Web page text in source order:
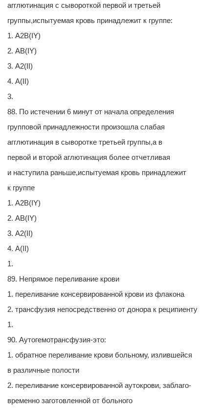
агглютинация с сывороткой первой и третьей
группы,испытуемая кровь принадлежит к группе:
1. А2В(IY)
2. АВ(IY)
3. А2(II)
4. А(II)
3.
88. По истечении 6 минут от начала определения
групповой принадлежности произошла слабая
агглютинация в сыворотке третьей группы,а в
первой и второй аглютинация более отчетливая
и наступила раньше,испытуемая кровь принадлежит
к группе
1. А2В(IY)
2. АВ(IY)
3. А2(II)
4. А(II)
1.
89. Непрямое переливание крови
1. переливание консервированной крови из флакона
2. трансфузия непосредственно от донора к реципиенту
1.
90. Аутогемотрансфузия-это:
1. обратное переливание крови больному, излившейся
в различные полости
2. переливание консервированной аутокрови, заблаго-
временно заготовленной от больного